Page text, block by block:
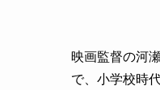
映画監督の河
で、小学校時